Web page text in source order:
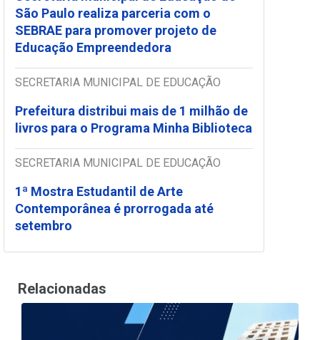
São Paulo realiza parceria com o
SEBRAE para promover projeto de
Educação Empreendedora
SECRETARIA MUNICIPAL DE EDUCAÇÃO
Prefeitura distribui mais de 1 milhão de
livros para o Programa Minha Biblioteca
SECRETARIA MUNICIPAL DE EDUCAÇÃO
1ª Mostra Estudantil de Arte
Contemporânea é prorrogada até
setembro
Relacionadas